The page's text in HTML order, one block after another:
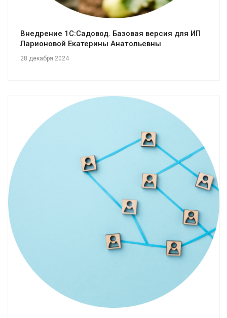
Внедрение 1С:Садовод. Базовая версия для ИП
Ларионовой Екатерины Анатольевны
28 декабря 2024
Смотреть проект